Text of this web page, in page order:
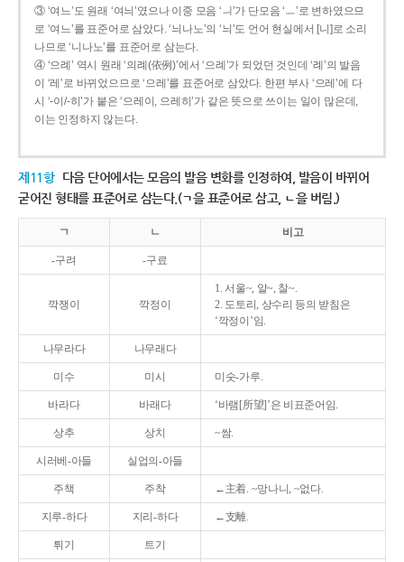
③ ‘여느’도 원래 ‘여늬’였으나 이중 모음 ‘ㅢ’가 단모음 ‘ㅡ’로 변하였으므
로 ‘여느’를 표준어로 삼았다. ‘늬나노’의 ‘늬’도 언어 현실에서 [니]로 소리
나므로 ‘니나노’를 표준어로 삼는다.
④ ‘으례’ 역시 원래 ‘의례(依例)’에서 ‘으례’가 되었던 것인데 ‘례’의 발음
이 ‘레’로 바뀌었으므로 ‘으레’를 표준어로 삼았다. 한편 부사 ‘으레’에 다
시 ‘-이/-히’가 붙은 ‘으레이, 으레히’가 같은 뜻으로 쓰이는 일이 많은데,
이는 인정하지 않는다.
제11항 다음 단어에서는 모음의 발음 변화를 인정하여, 발음이 바뀌어
굳어진 형태를 표준어로 삼는다.(ㄱ을 표준어로 삼고, ㄴ을 버림.)
ㄱ ㄴ 비고
-구려 -구료
깍쟁이 깍정이
1. 서울~, 알~, 찰~.
2. 도토리, 상수리 등의 받침은
‘깍정이’임.
나무라다 나무래다
미수 미시 미숫-가루.
바라다 바래다 ‘바램[所望]’은 비표준어임.
상추 상치 ~쌈.
시러베-아들 실업의-아들
주책 주착 ←主着. ~망나니, ~없다.
지루-하다 지리-하다 ←支離.
튀기 트기